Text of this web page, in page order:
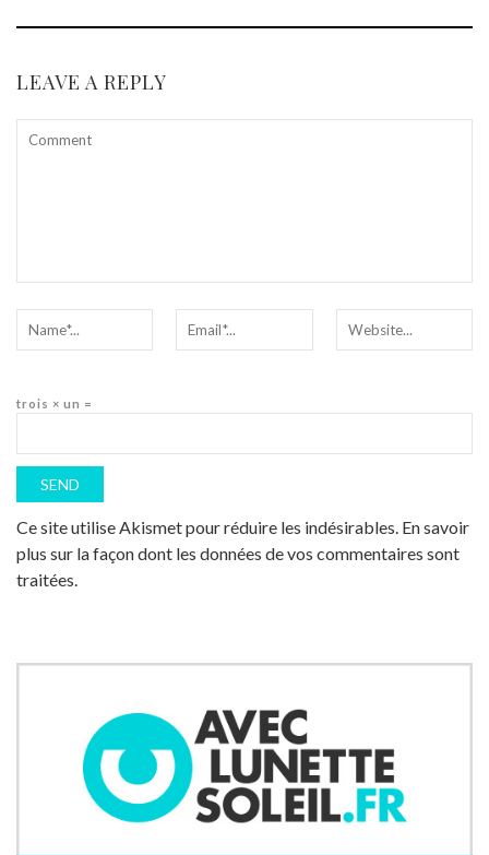
LEAVE A REPLY
trois × un =
Ce site utilise Akismet pour réduire les indésirables. En savoir
plus sur la façon dont les données de vos commentaires sont
traitées.